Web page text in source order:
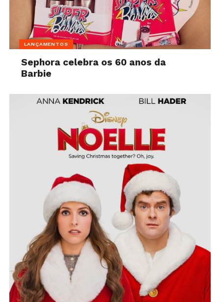
LANÇAMENTOS
Sephora celebra os 60 anos da
Barbie